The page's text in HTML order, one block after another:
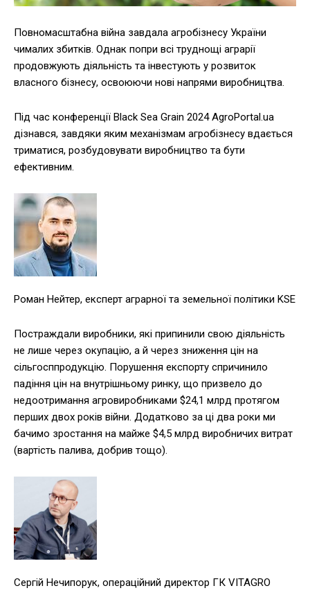
Повномасштабна війна завдала агробізнесу України
чималих збитків. Однак попри всі труднощі аграрії
продовжують діяльність та інвестують у розвиток
власного бізнесу, освоюючи нові напрями виробництва.
Під час конференції Black Sea Grain 2024 AgroPortal.ua
дізнався, завдяки яким механізмам агробізнесу вдається
триматися, розбудовувати виробництво та бути
ефективним.
Роман Нейтер, експерт аграрної та земельної політики KSE
Постраждали виробники, які припинили свою діяльність
не лише через окупацію, а й через зниження цін на
сільгосппродукцію. Порушення експорту спричинило
падіння цін на внутрішньому ринку, що призвело до
недоотримання агровиробниками $24,1 млрд протягом
перших двох років війни. Додатково за ці два роки ми
бачимо зростання на майже $4,5 млрд виробничих витрат
(вартість палива, добрив тощо).
Сергій Нечипорук, операційний директор ГК VITAGRO